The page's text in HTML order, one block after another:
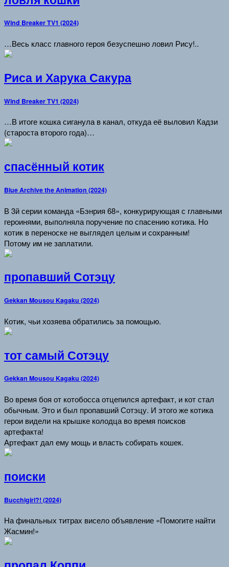
Wind Breaker TV1 (2024)
…Весь класс главного героя безуспешно ловил Рису!..
Риса и Харука Сакура
Wind Breaker TV1 (2024)
…В итоге кошка сиганула в канал, откуда её выловил Кадзи
(староста второго года)…
спасённый котик
Blue Archive the Animation (2024)
В 3й серии команда «Бэнрия 68», конкурирующая с главными
героинями, выполняла поручение по спасению котика. Но
котик в переноске не выглядел целым и сохранным!
Потому им не заплатили.
пропавший Сотэцу
Gekkan Mousou Kagaku (2024)
Котик, чьи хозяева обратились за помощью.
тот самый Сотэцу
Gekkan Mousou Kagaku (2024)
Во время боя от котобосса отцепился артефакт, и кот стал
обычным. Это и был пропавший Сотэцу. И этого же котика
герои видели на крышке колодца во время поисков
артефакта!
Артефакт дал ему мощь и власть собирать кошек.
поиски
Bucchigiri?! (2024)
На финальных титрах висело объявление «Помогите найти
Жасмин!»